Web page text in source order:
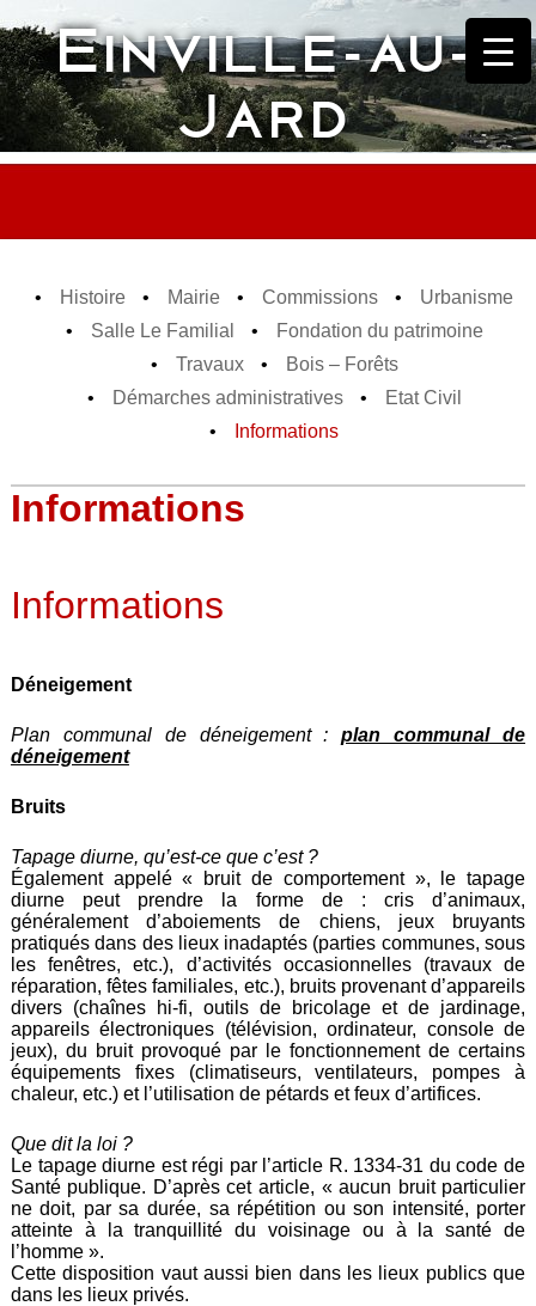
to
content Einville-au-
Jard
Histoire Mairie Commissions
Urbanisme
Salle Le Familial
Fondation du patrimoine
Travaux
Bois – Forêts
Démarches administratives
Etat Civil
Informations
Informations
Informations
Déneigement
Plan communal de déneigement :
plan communal de
déneigement
Bruits
Tapage diurne, qu’est-ce que c’est ?
Également appelé « bruit de comportement », le tapage
diurne peut prendre la forme de : cris d’animaux,
généralement d’aboiements de chiens, jeux bruyants
pratiqués dans des lieux inadaptés (parties communes, sous
les fenêtres, etc.), d’activités occasionnelles (travaux de
réparation, fêtes familiales, etc.), bruits provenant d’appareils
divers (chaînes hi-fi, outils de bricolage et de jardinage,
appareils électroniques (télévision, ordinateur, console de
jeux), du bruit provoqué par le fonctionnement de certains
équipements fixes (climatiseurs, ventilateurs, pompes à
chaleur, etc.) et l’utilisation de pétards et feux d’artifices.
Que dit la loi ?
Le tapage diurne est régi par l’article R. 1334-31 du code de
Santé publique. D’après cet article, « aucun bruit particulier
ne doit, par sa durée, sa répétition ou son intensité, porter
atteinte à la tranquillité du voisinage ou à la santé de
l’homme ».
Cette disposition vaut aussi bien dans les lieux publics que
dans les lieux privés.